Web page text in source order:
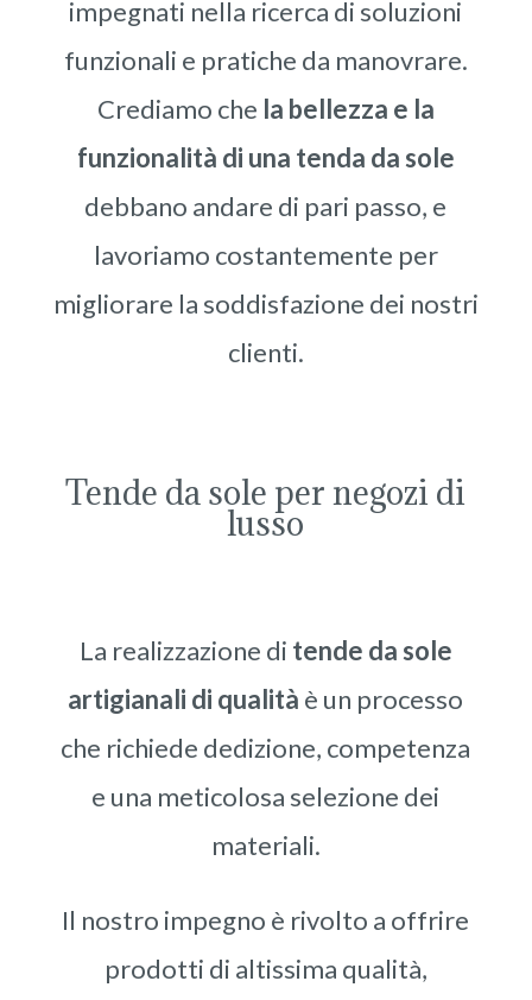
impegnati nella ricerca di soluzioni
funzionali e pratiche da manovrare.
Crediamo che la bellezza e la
funzionalità di una tenda da sole
debbano andare di pari passo, e
lavoriamo costantemente per
migliorare la soddisfazione dei nostri
clienti.
Tende da sole per negozi di
lusso
La realizzazione di tende da sole
artigianali di qualità è un processo
che richiede dedizione, competenza
e una meticolosa selezione dei
materiali.
Il nostro impegno è rivolto a offrire
prodotti di altissima qualità,